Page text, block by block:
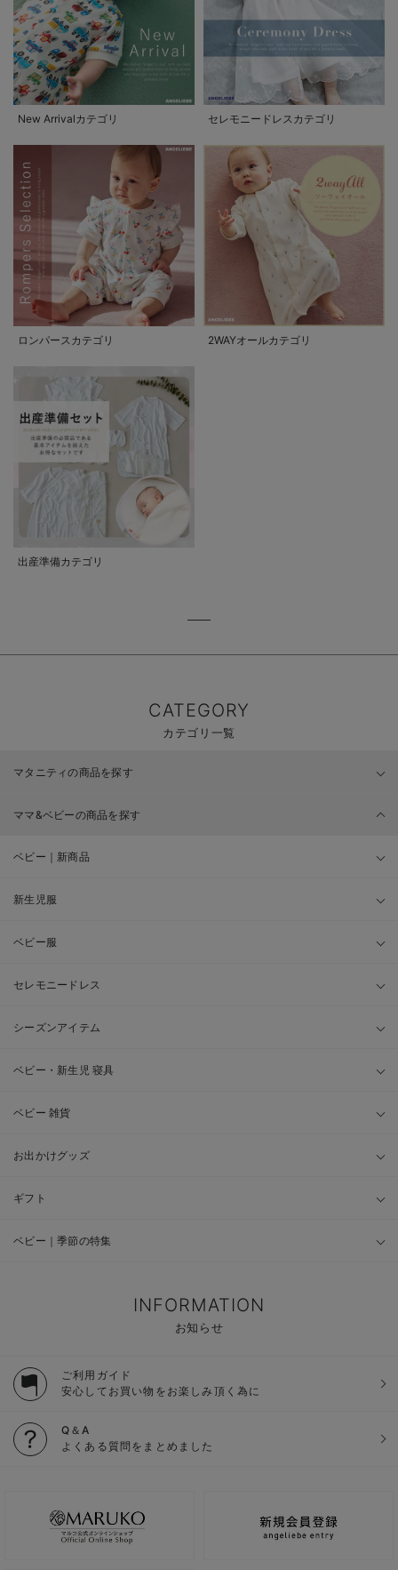
New Arrivalカテゴリ セレモニードレスカテゴリ
ロンパースカテゴリ 2WAYオールカテゴリ
出産準備カテゴリ
CATEGORY
カテゴリ一覧
マタニティの商品を探す
ママ&ベビーの商品を探す
ベビー｜新商品
新生児服
ベビー服
セレモニードレス
シーズンアイテム
ベビー・新生児 寝具
ベビー 雑貨
お出かけグッズ
ギフト
ベビー｜季節の特集
INFORMATION
お知らせ
ご利用ガイド
安心してお買い物をお楽しみ頂く為に
Q＆A
よくある質問をまとめました